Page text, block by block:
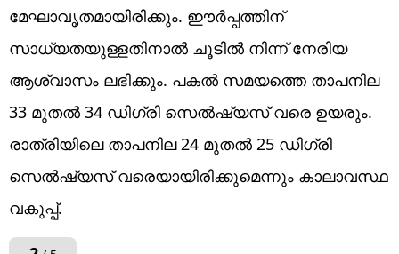
മേഘാവൃതമായിരിക്കും. ഈര്‍പ്പത്തിന്
സാധ്യതയുള്ളതിനാല്‍ ചൂടില്‍ നിന്ന് നേരിയ
ആശ്വാസം ലഭിക്കും. പകല്‍ സമയത്തെ താപനില
33 മുതല്‍ 34 ഡിഗ്രി സെല്‍ഷ്യസ് വരെ ഉയരും.
രാത്രിയിലെ താപനില 24 മുതല്‍ 25 ഡിഗ്രി
സെല്‍ഷ്യസ് വരെയായിരിക്കുമെന്നും കാലാവസ്ഥ
വകുപ്പ്.